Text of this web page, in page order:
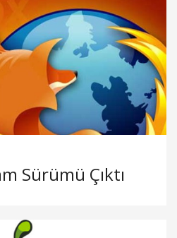
Sürümü Çıktı